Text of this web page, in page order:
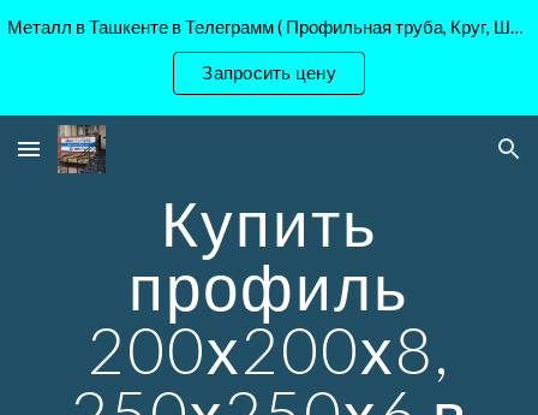
Skip to navigation
Металл в Ташкенте в Телеграмм ( Профильная труба, Круг, Шестигранник Ст45, 40Х, )
Запросить цену
Купить
профиль
200х200х8,